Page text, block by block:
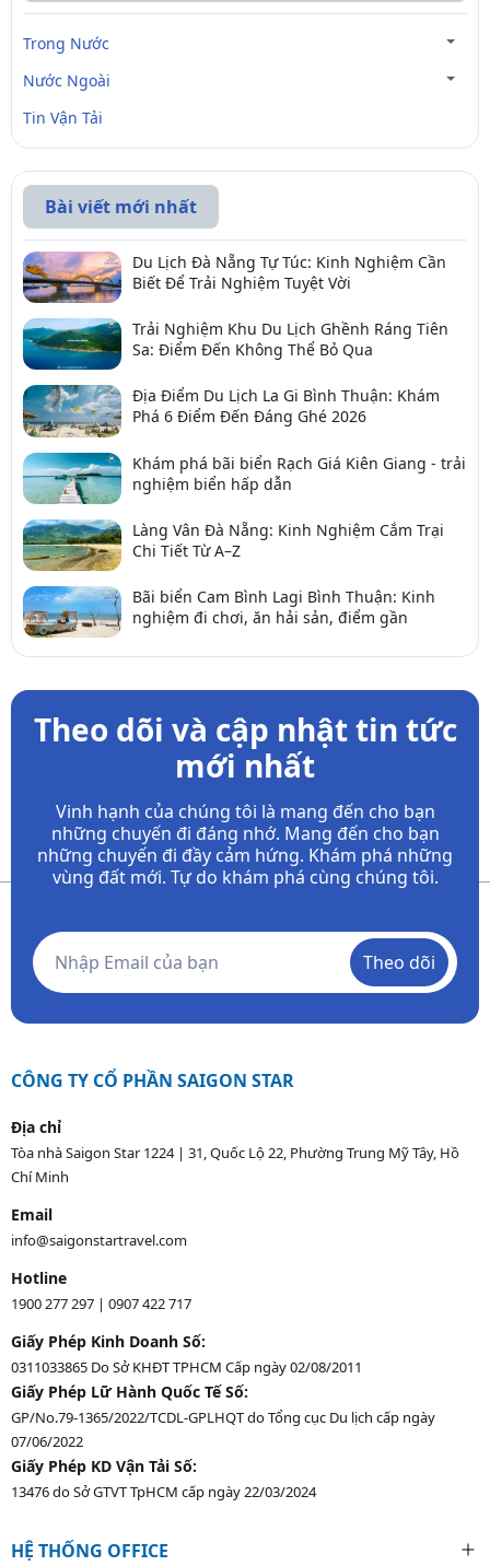
Trong Nước
Nước Ngoài
Tin Vận Tải
Bài viết mới nhất
Du Lịch Đà Nẵng Tự Túc: Kinh Nghiệm Cần
Biết Để Trải Nghiệm Tuyệt Vời
Trải Nghiệm Khu Du Lịch Ghềnh Ráng Tiên
Sa: Điểm Đến Không Thể Bỏ Qua
Địa Điểm Du Lịch La Gi Bình Thuận: Khám
Phá 6 Điểm Đến Đáng Ghé 2026
Khám phá bãi biển Rạch Giá Kiên Giang - trải
nghiệm biển hấp dẫn
Làng Vân Đà Nẵng: Kinh Nghiệm Cắm Trại
Chi Tiết Từ A–Z
Bãi biển Cam Bình Lagi Bình Thuận: Kinh
nghiệm đi chơi, ăn hải sản, điểm gần
Theo dõi và cập nhật tin tức
mới nhất
Vinh hạnh của chúng tôi là mang đến cho bạn
những chuyến đi đáng nhớ. Mang đến cho bạn
những chuyến đi đầy cảm hứng. Khám phá những
vùng đất mới. Tự do khám phá cùng chúng tôi.
Theo dõi
CÔNG TY CỔ PHẦN SAIGON STAR
Địa chỉ
Tòa nhà Saigon Star 1224 | 31, Quốc Lộ 22, Phường Trung Mỹ Tây, Hồ
Chí Minh
Email
info@saigonstartravel.com
Hotline
1900 277 297 | 0907 422 717
Giấy Phép Kinh Doanh Số:
0311033865 Do Sở KHĐT TPHCM Cấp ngày 02/08/2011
Giấy Phép Lữ Hành Quốc Tế Số:
GP/No.79-1365/2022/TCDL-GPLHQT do Tổng cục Du lịch cấp ngày
07/06/2022
Giấy Phép KD Vận Tải Số:
13476 do Sở GTVT TpHCM cấp ngày 22/03/2024
HỆ THỐNG OFFICE